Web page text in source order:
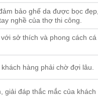
bảo ghế da được bọc
nghề của thợ thi công.
sở thích và phong cách
hàng phải chờ đợi lâu.
đáp thắc mắc của khách